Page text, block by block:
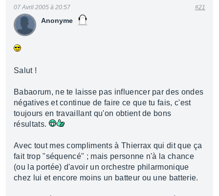
Anonyme
07 Avril 2005 à 20:57 #21
Salut !
Babaorum, ne te laisse pas influencer par des ondes
négatives et continue de faire ce que tu fais, c'est
toujours en travaillant qu'on obtient de bons
résultats.
Avec tout mes compliments à Thierrax qui dit que ça
fait trop "séquencé" ; mais personne n'à la chance
(ou la portée) d'avoir un orchestre philarmonique
chez lui et encore moins un batteur ou une batterie.